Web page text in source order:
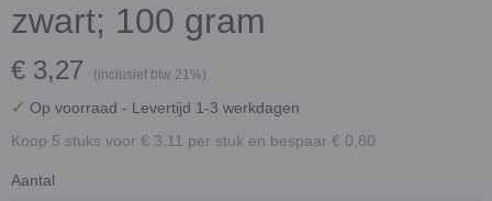
zwart; 100 gram
€ 3,27 (inclusief btw 21%)
✓ Op voorraad - Levertijd 1-3 werkdagen
Koop 5 stuks voor € 3,11 per stuk en bespaar € 0,80
Aantal